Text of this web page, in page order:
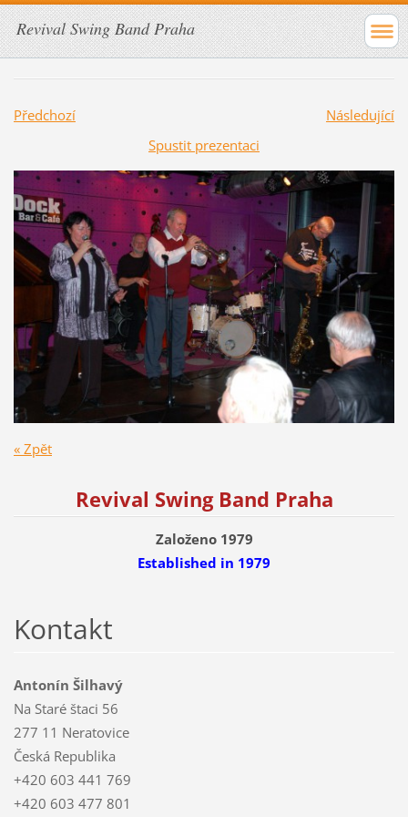
Revival Swing Band Praha
Předchozí
Následující
Spustit prezentaci
« Zpět
Revival Swing Band Praha
Založeno 1979
Established in 1979
Kontakt
Antonín Šilhavý
Na Staré štaci 56
277 11 Neratovice
Česká Republika
+420 603 441 769
+420 603 477 801